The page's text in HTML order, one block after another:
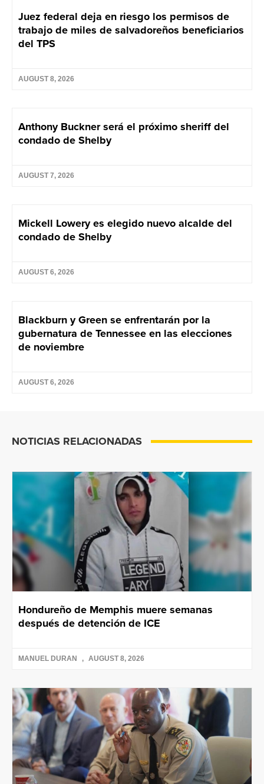
Juez federal deja en riesgo los permisos de
trabajo de miles de salvadoreños beneficiarios
del TPS
AUGUST 8, 2026
Anthony Buckner será el próximo sheriff del
condado de Shelby
AUGUST 7, 2026
Mickell Lowery es elegido nuevo alcalde del
condado de Shelby
AUGUST 6, 2026
Blackburn y Green se enfrentarán por la
gubernatura de Tennessee en las elecciones
de noviembre
AUGUST 6, 2026
NOTICIAS RELACIONADAS
Hondureño de Memphis muere semanas
después de detención de ICE
MANUEL DURAN AUGUST 8, 2026